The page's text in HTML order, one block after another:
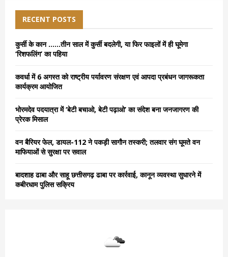
f
r
RECENT POSTS
कुर्सी के कान ……तीन साल में कुर्सी बदलेगी, या फिर फाइलों में ही घूमेगा
‘रिशफलिंग’ का पहिया
कवर्धा में 6 अगस्त को राष्ट्रीय पर्यावरण संरक्षण एवं आपदा प्रबंधन जागरूकता
कार्यक्रम आयोजित
भोरमदेव पदयात्रा में ‘बेटी बचाओ, बेटी पढ़ाओ’ का संदेश बना जनजागरण की
प्रेरक मिसाल
वन बैरियर फेल, डायल-112 ने पकड़ी सागौन तस्करी; तलवार संग घूमते वन
माफियाओं से सुरक्षा पर सवाल
बादशाह ढाबा और साहू छत्तीसगढ़ ढाबा पर कार्रवाई, कानून व्यवस्था सुधारने में
कबीरधाम पुलिस सक्रिय